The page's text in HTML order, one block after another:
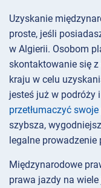
Uzyskanie
proste, jeśli
w Algierii. Osobom
skontaktowanie się
kraju w celu
jesteś już w podróży
przetłumaczyć
szybsza,
legalne
Międzynarodowe
prawa jazdy na